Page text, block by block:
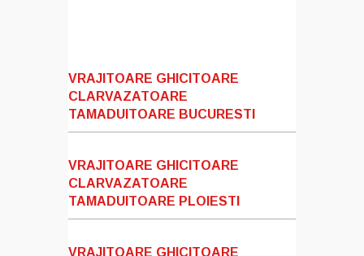
VRAJITOARE GHICITOARE
CLARVAZATOARE
TAMADUITOARE BUCURESTI
VRAJITOARE GHICITOARE
CLARVAZATOARE
TAMADUITOARE PLOIESTI
VRAJITOARE GHICITOARE